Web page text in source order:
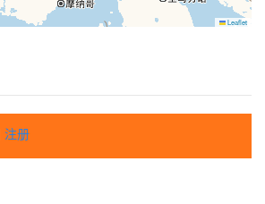
Leaflet
注册